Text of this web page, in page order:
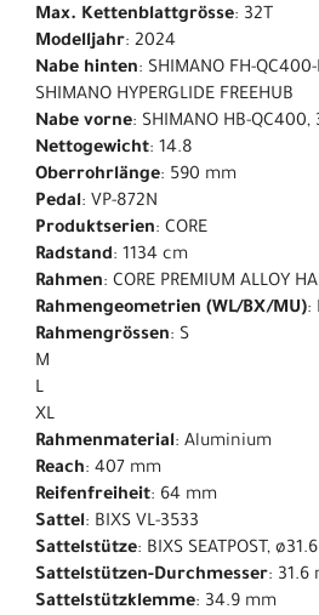
Max. Kettenblattgrösse: 32T
Modelljahr: 2024
Nabe hinten: SHIMANO FH-
SHIMANO HYPERGLIDE FREEHUB
Nabe vorne: SHIMANO HB-QC400,
Nettogewicht: 14.8
Oberrohrlänge: 590 mm
Pedal: VP-872N
Produktserien: CORE
Radstand: 1134 cm
Rahmen: CORE PREMIUM ALLOY
Rahmengeometrien (WL/BX/MU):
Rahmengrössen: S
M
L
XL
Rahmenmaterial: Aluminium
Reach: 407 mm
Reifenfreiheit: 64 mm
Sattel: BIXS VL-3533
Sattelstütze: BIXS SEATPOST,
Sattelstützen-Durchmesser: 31.6
Sattelstützklemme: 34.9 mm